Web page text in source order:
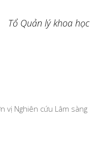
Tổ Quản lý khoa học
vị Nghiên cứu Lâm sàng